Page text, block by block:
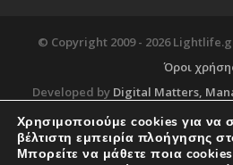
© Copyright 2009 - 2026
Όροι
Developed by Digital Matters,
Blog About Services
Χρησιμοποιούμε cookies για να
βέλτιστη εμπειρία πλοήγησης
Μπορείτε να μάθετε ποια